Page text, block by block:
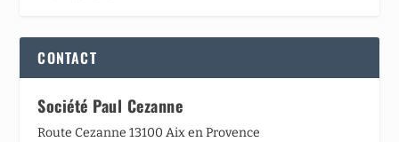
CONTACT
Société Paul Cezanne
Route Cezanne 13100 Aix en Provence